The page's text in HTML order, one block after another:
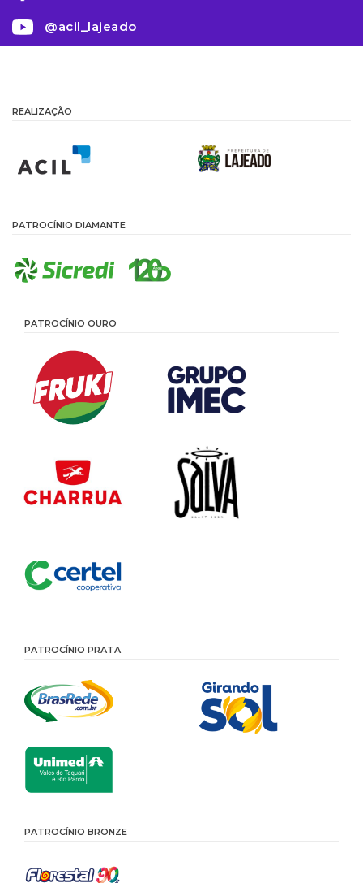
@acil_lajeado
REALIZAÇÃO
PATROCÍNIO DIAMANTE
PATROCÍNIO OURO
PATROCÍNIO PRATA
PATROCÍNIO BRONZE